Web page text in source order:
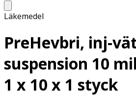
Läkemedel
PreHevbri, inj-
suspension 10
1 x 10 x 1 styck